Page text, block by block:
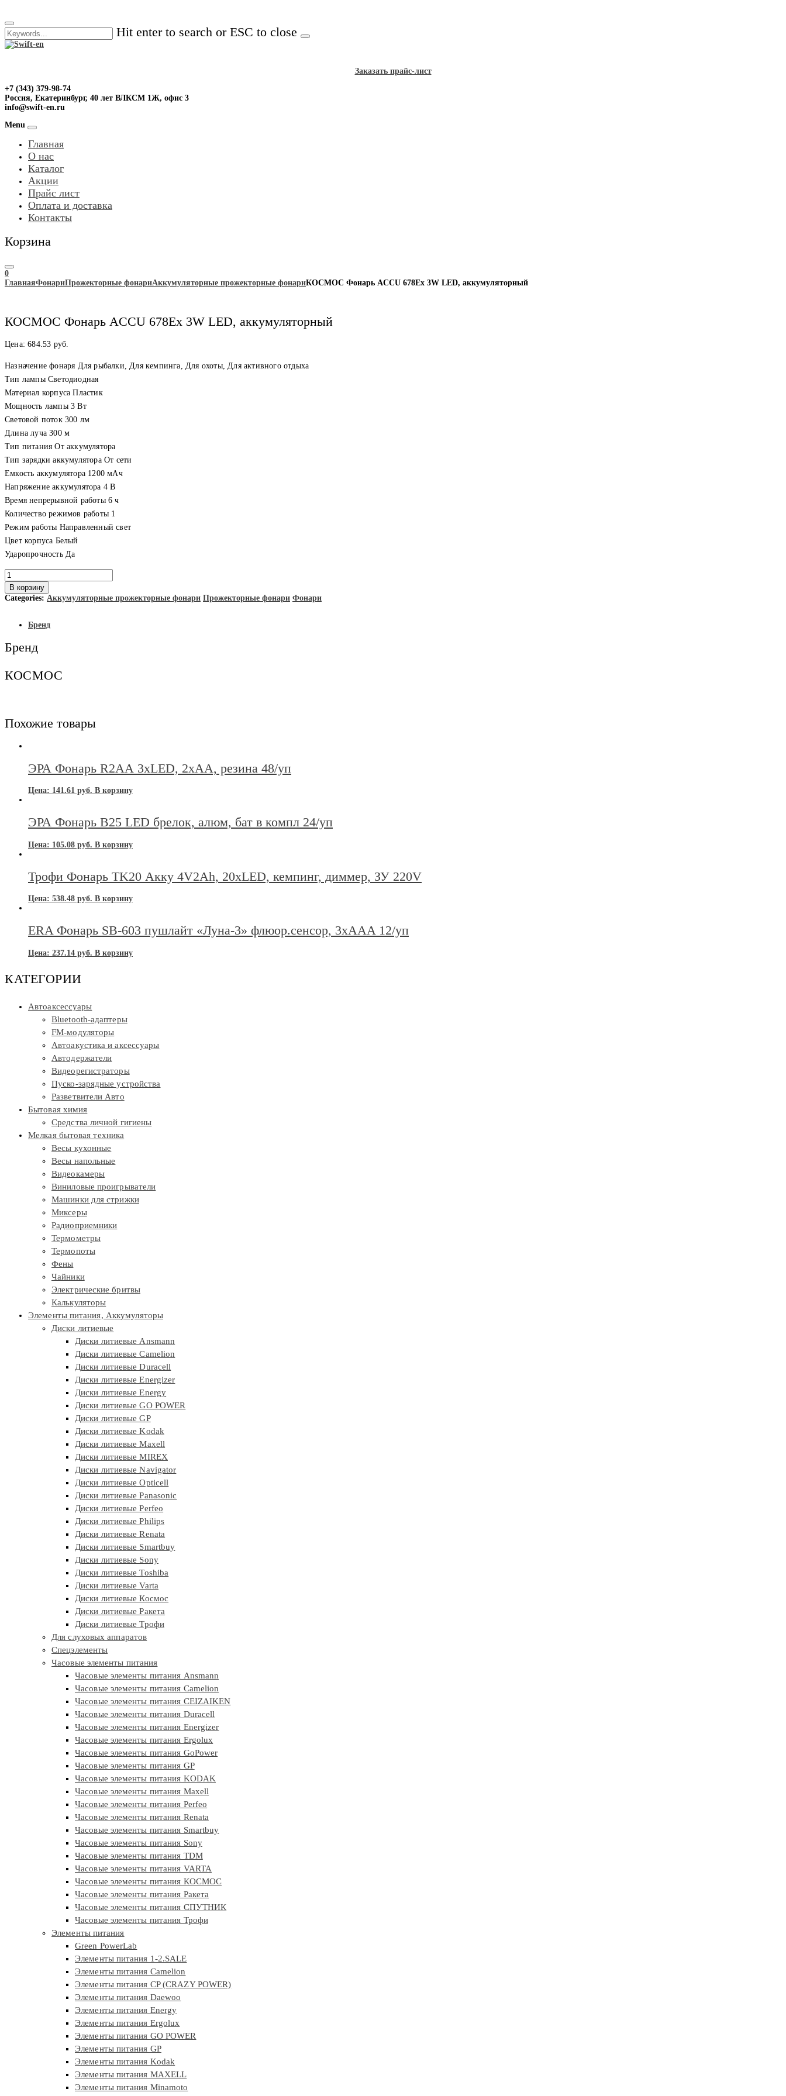
to
content
Hit enter to search or ESC to close
Заказать прайс-лист
+7 (343) 379-98-74
Россия, Екатеринбург, 40 лет ВЛКСМ 1Ж, офис 3
info@swift-en.ru
Menu
Главная
О нас
Каталог
Акции
Прайс лист
Оплата и доставка
Контакты
Корзина
0
ГлавнаяФонариПрожекторные фонариАккумуляторные прожекторные фонариКОСМОС Фонарь ACCU 678Ех 3W LED, аккумуляторный
КОСМОС Фонарь ACCU 678Ех 3W LED, аккумуляторный
Цена:684.53 руб.
Назначение фонаря Для рыбалки, Для кемпинга, Для охоты, Для активного отдыха
Тип лампы Светодиодная
Материал корпуса Пластик
Мощность лампы 3 Вт
Световой поток 300 лм
Длина луча 300 м
Тип питания От аккумулятора
Тип зарядки аккумулятора От сети
Емкость аккумулятора 1200 мАч
Напряжение аккумулятора 4 В
Время непрерывной работы 6 ч
Количество режимов работы 1
Режим работы Направленный свет
Цвет корпуса Белый
Ударопрочность Да
Количество
товара
КОСМОС
Фонарь
аккумуляторный
В корзину
Categories: Аккумуляторные прожекторные фонари Прожекторные фонари Фонари
Бренд
Бренд
КОСМОС
Похожие товары
ЭРА Фонарь R2АА 3xLED, 2xАА, резина 48/уп
Цена: 141.61 руб. В корзину
ЭРА Фонарь В25 LED брелок, алюм, бат в компл 24/уп
Цена: 105.08 руб. В корзину
Трофи Фонарь TK20 Акку 4V2Ah, 20xLED, кемпинг, диммер, ЗУ 220V
Цена: 538.48 руб. В корзину
ERA Фонарь SB-603 пушлайт «Луна-3» флюор.сенсор, 3xAAA 12/уп
Цена: 237.14 руб. В корзину
КАТЕГОРИИ
Автоаксессуары
Bluetooth-адаптеры
FM-модуляторы
Автоакустика и аксессуары
Автодержатели
Видеорегистраторы
Пуско-зарядные устройства
Разветвители Авто
Бытовая химия
Средства личной гигиены
Мелкая бытовая техника
Весы кухонные
Весы напольные
Видеокамеры
Виниловые проигрыватели
Машинки для стрижки
Миксеры
Радиоприемники
Термометры
Термопоты
Фены
Чайники
Электрические бритвы
Калькуляторы
Элементы питания, Аккумуляторы
Диски литиевые
Диски литиевые Ansmann
Диски литиевые Camelion
Диски литиевые Duracell
Диски литиевые Energizer
Диски литиевые Energy
Диски литиевые GO POWER
Диски литиевые GP
Диски литиевые Kodak
Диски литиевые Maxell
Диски литиевые MIREX
Диски литиевые Navigator
Диски литиевые Opticell
Диски литиевые Panasonic
Диски литиевые Perfeo
Диски литиевые Philips
Диски литиевые Renata
Диски литиевые Smartbuy
Диски литиевые Sony
Диски литиевые Toshiba
Диски литиевые Varta
Диски литиевые Космос
Диски литиевые Ракета
Диски литиевые Трофи
Для слуховых аппаратов
Спецэлементы
Часовые элементы питания
Часовые элементы питания Ansmann
Часовые элементы питания Camelion
Часовые элементы питания CEIZAIKEN
Часовые элементы питания Duracell
Часовые элементы питания Energizer
Часовые элементы питания Ergolux
Часовые элементы питания GoPower
Часовые элементы питания GP
Часовые элементы питания KODAK
Часовые элементы питания Maxell
Часовые элементы питания Perfeo
Часовые элементы питания Renata
Часовые элементы питания Smartbuy
Часовые элементы питания Sony
Часовые элементы питания TDM
Часовые элементы питания VARTA
Часовые элементы питания КОСМОС
Часовые элементы питания Ракета
Часовые элементы питания СПУТНИК
Часовые элементы питания Трофи
Элементы питания
Green PowerLab
Элементы питания 1-2.SALE
Элементы питания Camelion
Элементы питания CP (CRAZY POWER)
Элементы питания Daewoo
Элементы питания Energy
Элементы питания Ergolux
Элементы питания GO POWER
Элементы питания GP
Элементы питания Kodak
Элементы питания MAXELL
Элементы питания Minamoto